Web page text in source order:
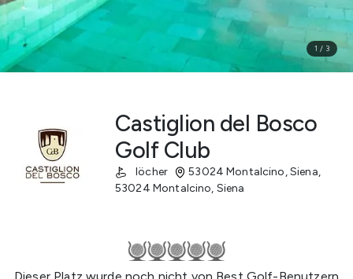
1 / 3
Castiglion del Bosco
Golf Club
löcher 53024 Montalcino, Siena,
53024 Montalcino, Siena
Dieser Platz wurde noch nicht von Best Golf-Benutzern